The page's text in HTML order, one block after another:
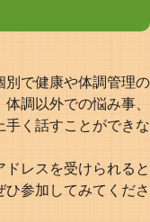
で健康や体調管理の
調以外での悩み事、
く話すことができな
レスを受けられると
参加してみてくださ